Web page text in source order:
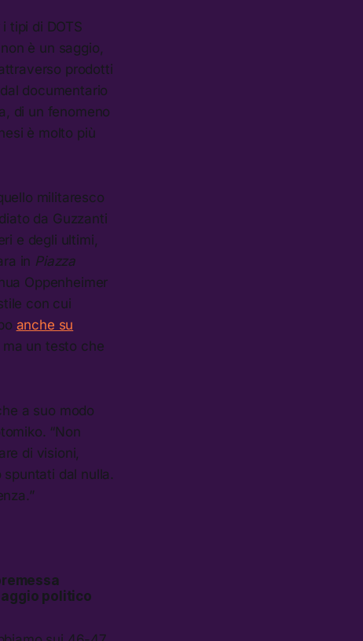
tipi di DOTS
è un saggio,
prodotti
documentario
di un fenomeno
è molto più
militaresco
da Guzzanti
e degli ultimi,
in Piazza
Oppenheimer
con cui
anche su
un testo che
a suo modo
“Non
di visioni,
dal nulla.
politico